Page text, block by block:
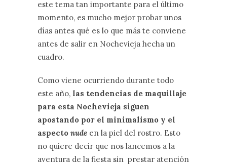
este tema tan importante para el último
momento, es mucho mejor probar unos
días antes qué es lo que más te conviene
antes de salir en Nochevieja hecha un
cuadro.
Como viene ocurriendo durante todo
este año, las tendencias de maquillaje
para esta Nochevieja siguen
apostando por el minimalismo y el
aspecto nude en la piel del rostro. Esto
no quiere decir que nos lancemos a la
aventura de la fiesta sin prestar atención